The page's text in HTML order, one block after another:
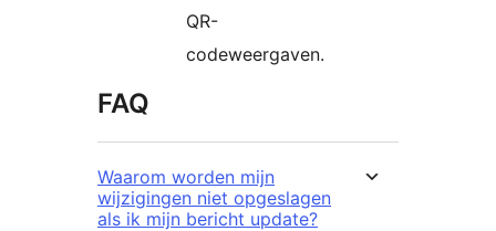
QR-
codeweergaven.
FAQ
Waarom worden mijn
wijzigingen niet opgeslagen
als ik mijn bericht update?